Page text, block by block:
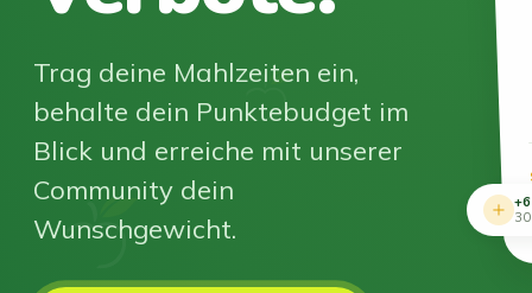
Trag deine Mahlzeiten ein,
behalte dein Punktebudget im
Blick und erreiche mit unserer
Community dein
Wunschgewicht.